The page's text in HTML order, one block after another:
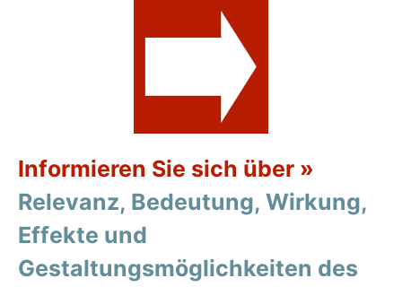
Informieren Sie sich über »
Relevanz, Bedeutung, Wirkung,
Effekte und
Gestaltungsmöglichkeiten des